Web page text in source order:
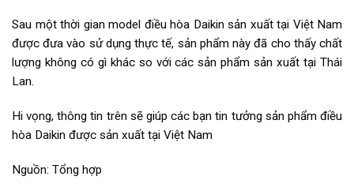
Sau một thời gian model điều hòa Daikin sản xuất tại Việt Nam
được đưa vào sử dụng thực tế, sản phẩm này đã cho thấy chất
lượng không có gì khác so với các sản phẩm sản xuất tại Thái
Lan.
Hi vọng, thông tin trên sẽ giúp các bạn tin tưởng sản phẩm điều
hòa Daikin được sản xuất tại Việt Nam
Nguồn: Tổng hợp